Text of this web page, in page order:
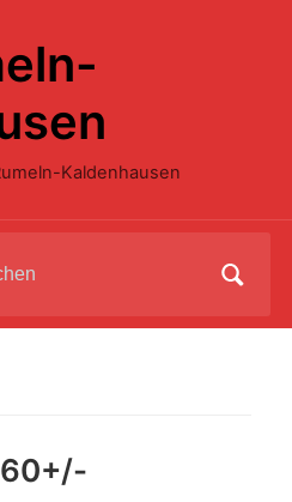
Kaldenhausen